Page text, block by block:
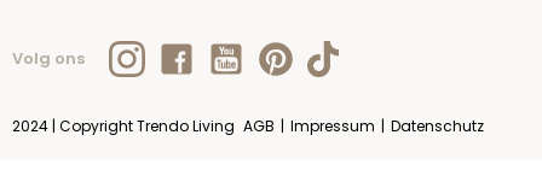
Volg ons
2024 | Copyright Trendo Living AGB | Impressum | Datenschutz